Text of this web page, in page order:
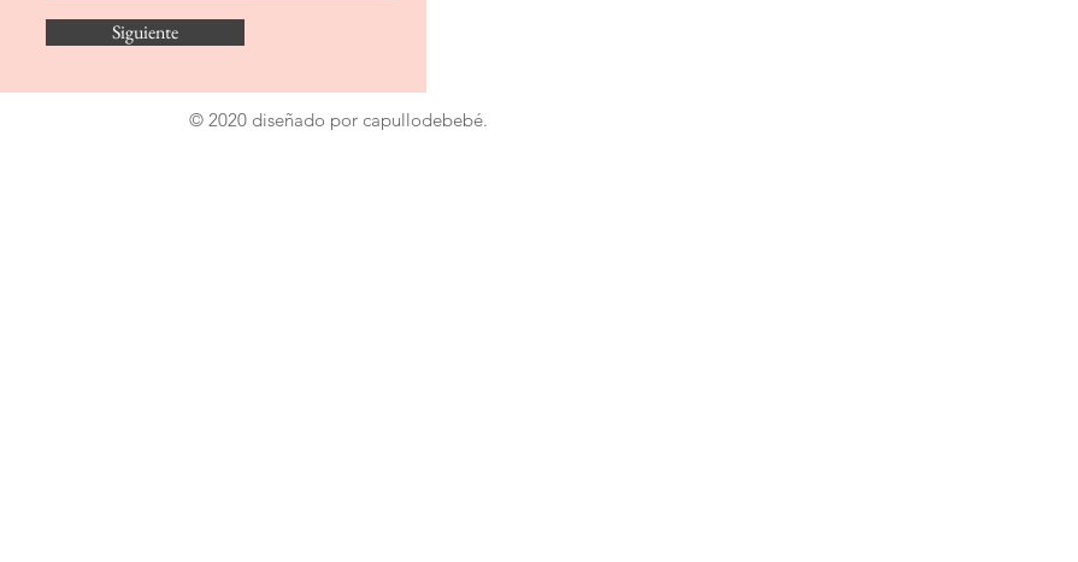
Siguiente
© 2020 diseñado por capullodebebé.